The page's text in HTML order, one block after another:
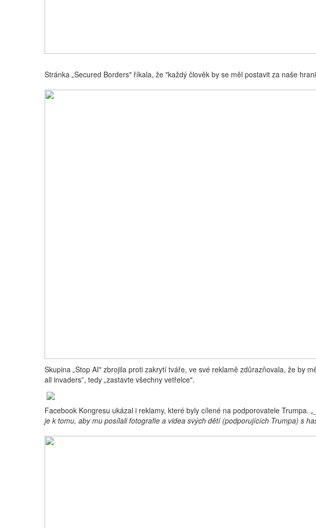
Stránka „Secured Borders" říkala, že "každý člověk by se měl postavit za naše
Skupina „Stop AI" zbrojila proti zakrytí tváře, ve své reklamě zdůrazňovala, že by
all invaders”, tedy „zastavte všechny vetřelce".
Facebook Kongresu ukázal i reklamy, které byly cílené na podporovatele Trumpa.
je k tomu, aby mu posílali fotografie a videa svých dětí (podporujících Trumpa) s